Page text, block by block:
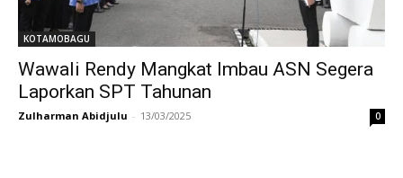
KOTAMOBAGU
Wawali Rendy Mangkat Imbau ASN Segera
Laporkan SPT Tahunan
Zulharman Abidjulu - 13/03/2025 0